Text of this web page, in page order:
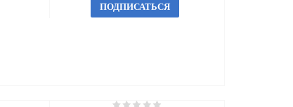
ПОДПИСАТЬСЯ